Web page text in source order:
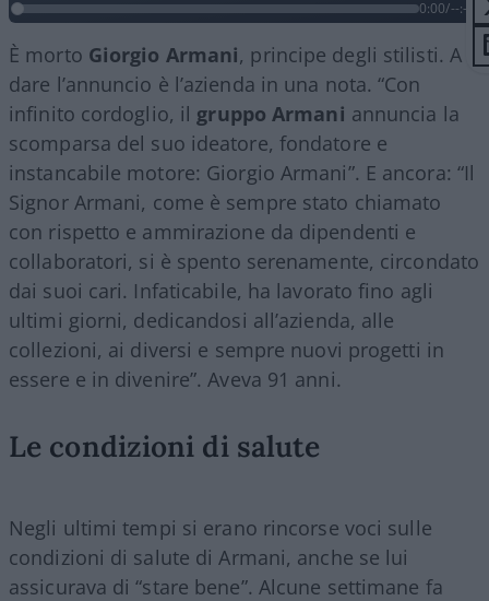
0:00/--:--
È morto Giorgio Armani, principe degli stilisti. A
dare l’annuncio è l’azienda in una nota. “Con
infinito cordoglio, il gruppoArmani annuncia la
scomparsa del suo ideatore, fondatore e
instancabile motore: Giorgio Armani”. E ancora: “Il
Signor Armani, come è sempre stato chiamato
con rispetto e ammirazione da dipendenti e
collaboratori, si è spento serenamente, circondato
dai suoi cari. Infaticabile, ha lavorato fino agli
ultimi giorni, dedicandosi all’azienda, alle
collezioni, ai diversi e sempre nuovi progetti in
essere e in divenire”. Aveva 91 anni.
Le condizioni di salute
Negli ultimi tempi si erano rincorse voci sulle
condizioni di salute di Armani, anche se lui
assicurava di “stare bene”. Alcune settimane fa